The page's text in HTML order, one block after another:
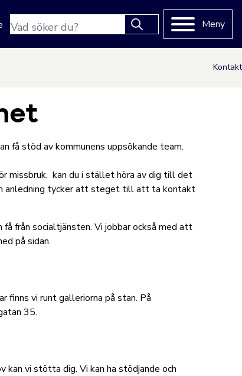
Sökfras
Meny
Kontakt
få stöd av kommunens uppsökande team.
missbruk, kan du i stället höra av dig till det
anledning tycker att steget till att ta kontakt
från socialtjänsten. Vi jobbar också med att
på sidan.
finns vi runt galleriorna på stan. På
35.
kan vi stötta dig. Vi kan ha stödjande och